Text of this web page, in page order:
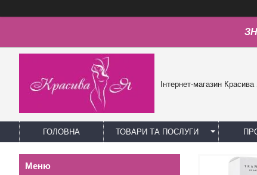
Інтернет-магазин Красива
ГОЛОВНА ТОВАРИ ТА ПОСЛУГИ